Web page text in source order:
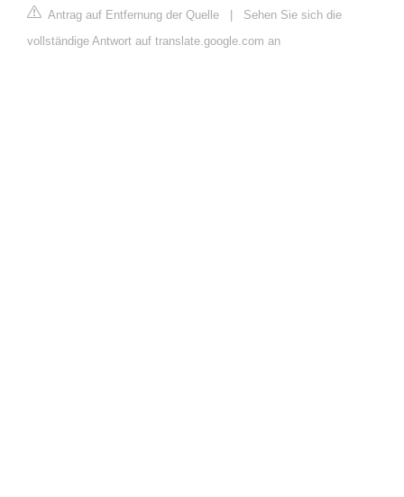
Antrag auf Entfernung der Quelle | Sehen Sie sich die
vollständige Antwort auf translate.google.com an